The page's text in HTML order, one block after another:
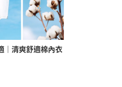
｜清爽舒適棉內衣